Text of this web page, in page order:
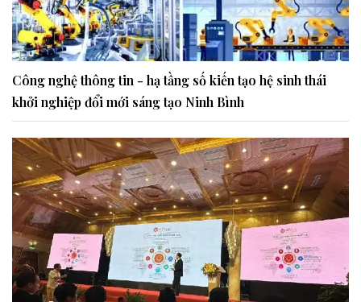
Công nghệ thông tin - hạ tầng số kiến tạo hệ sinh thái
khởi nghiệp đổi mới sáng tạo Ninh Bình